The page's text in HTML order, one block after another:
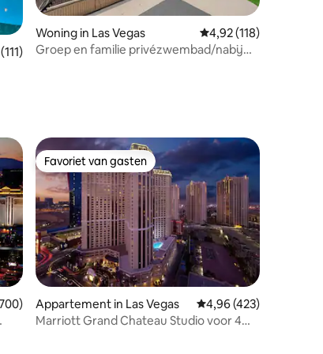
beoordeling van 4,98 op 5, 111 recensies
Woning in Las Vegas Gemiddelde
4,92 (118)
Groep en familie privézwembad/nabij
beoordeling van 4,86 op 5, 700 recensies
Favoriet van gasten
Favoriet van gasten
Appartement in Las Vegas Gemiddelde
4,96 (423)
Marriott Grand Chateau Studio voor 4